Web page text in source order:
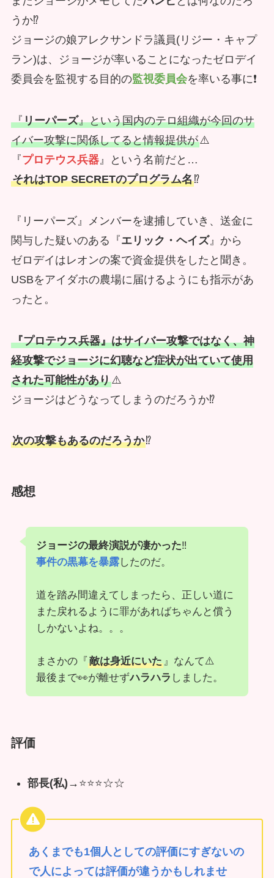
うか⁉️
ジョージの娘アレクサンドラ議員(リジー・キャプ
ラン)は、ジョージが率いることになったゼロデイ
委員会を監視する目的の監視委員会を率いる事に❗
『リーパーズ』という国内のテロ組織が今回のサ
イバー攻撃に関係してると情報提供が⚠️
『プロテウス兵器』という名前だと…
それはTOP SECRETのプログラム名⁉️
『リーパーズ』メンバーを逮捕していき、送金に
関与した疑いのある『エリック・ヘイズ』から
ゼロデイはレオンの案で資金提供をしたと聞き。
USBをアイダホの農場に届けるようにも指示があ
ったと。
『プロテウス兵器』はサイバー攻撃ではなく、神
経攻撃でジョージに幻聴など症状が出ていて使用
された可能性があり⚠️
ジョージはどうなってしまうのだろうか⁉️
次の攻撃もあるのだろうか⁉️
感想
ジョージの最終演説が凄かった‼️
事件の黒幕を暴露したのだ。
道を踏み間違えてしまったら、正しい道に
また戻れるように罪があればちゃんと償う
しかないよね。。。
まさかの『 敵は身近にいた』なんて⚠️
最後まで👀が離せずハラハラ しました。
評価
部長(私)→ ⭐️⭐️⭐️☆☆
あくまでも1個人としての評価にすぎないの
で人によっては評価が違うかもしれませ